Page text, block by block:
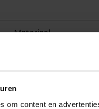
om content en
Materiaal